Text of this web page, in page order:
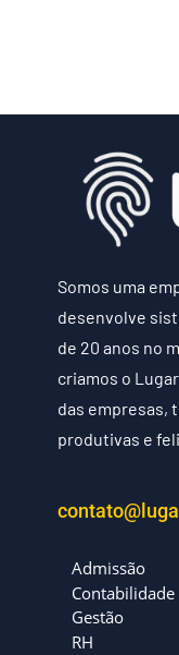
Somos uma
desenvolve
de 20 anos no
criamos o
das empresas,
produtivas e
Admissão
Contabilidade
Gestão
RH